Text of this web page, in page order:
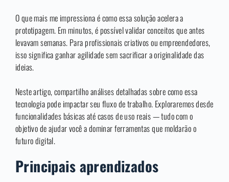
O que mais me impressiona é como essa solução acelera a
prototipagem. Em minutos, é possível validar conceitos que antes
levavam semanas. Para profissionais criativos ou empreendedores,
isso significa ganhar agilidade sem sacrificar a originalidade das
ideias.
Neste artigo, compartilho análises detalhadas sobre como essa
tecnologia pode impactar seu fluxo de trabalho. Exploraremos desde
funcionalidades básicas até casos de uso reais — tudo com o
objetivo de ajudar você a dominar ferramentas que moldarão o
futuro digital.
Principais aprendizados